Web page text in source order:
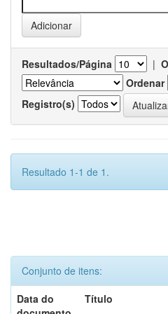
Resultados/Página |
Ordenar
Registro(s)
Resultado 1-1 de 1.
Conjunto de itens:
Data do
Título